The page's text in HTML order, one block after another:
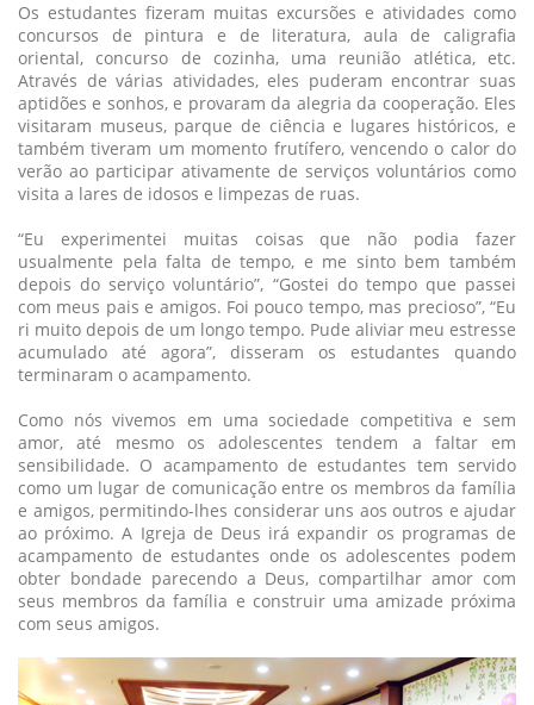
Os estudantes fizeram muitas excursões e atividades como
concursos de pintura e de literatura, aula de caligrafia
oriental, concurso de cozinha, uma reunião atlética, etc.
Através de várias atividades, eles puderam encontrar suas
aptidões e sonhos, e provaram da alegria da cooperação. Eles
visitaram museus, parque de ciência e lugares históricos, e
também tiveram um momento frutífero, vencendo o calor do
verão ao participar ativamente de serviços voluntários como
visita a lares de idosos e limpezas de ruas.
“Eu experimentei muitas coisas que não podia fazer
usualmente pela falta de tempo, e me sinto bem também
depois do serviço voluntário”, “Gostei do tempo que passei
com meus pais e amigos. Foi pouco tempo, mas precioso”, “Eu
ri muito depois de um longo tempo. Pude aliviar meu estresse
acumulado até agora”, disseram os estudantes quando
terminaram o acampamento.
Como nós vivemos em uma sociedade competitiva e sem
amor, até mesmo os adolescentes tendem a faltar em
sensibilidade. O acampamento de estudantes tem servido
como um lugar de comunicação entre os membros da família
e amigos, permitindo-lhes considerar uns aos outros e ajudar
ao próximo. A Igreja de Deus irá expandir os programas de
acampamento de estudantes onde os adolescentes podem
obter bondade parecendo a Deus, compartilhar amor com
seus membros da família e construir uma amizade próxima
com seus amigos.